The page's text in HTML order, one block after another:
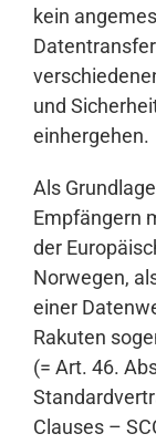
kein
und
einhergehen.
Als
Empfängern
der
Norwegen,
einer
Rakuten
(= Art. 46.
Clauses –